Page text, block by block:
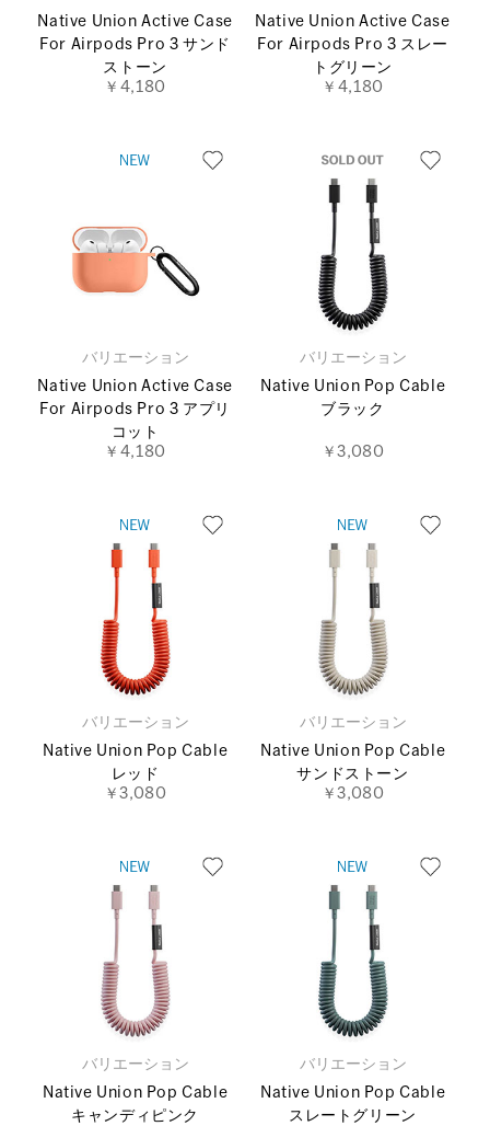
Native Union Active Case
For Airpods Pro 3 サンド
ストーン
￥4,180
Native Union Active Case
For Airpods Pro 3 スレー
トグリーン
￥4,180
バリエーション
Native Union Active Case
For Airpods Pro 3 アプリ
コット
￥4,180
バリエーション
Native Union Pop Cable
ブラック
￥3,080
バリエーション
Native Union Pop Cable
レッド
￥3,080
バリエーション
Native Union Pop Cable
サンドストーン
￥3,080
バリエーション
Native Union Pop Cable
キャンディピンク
バリエーション
Native Union Pop Cable
スレートグリーン